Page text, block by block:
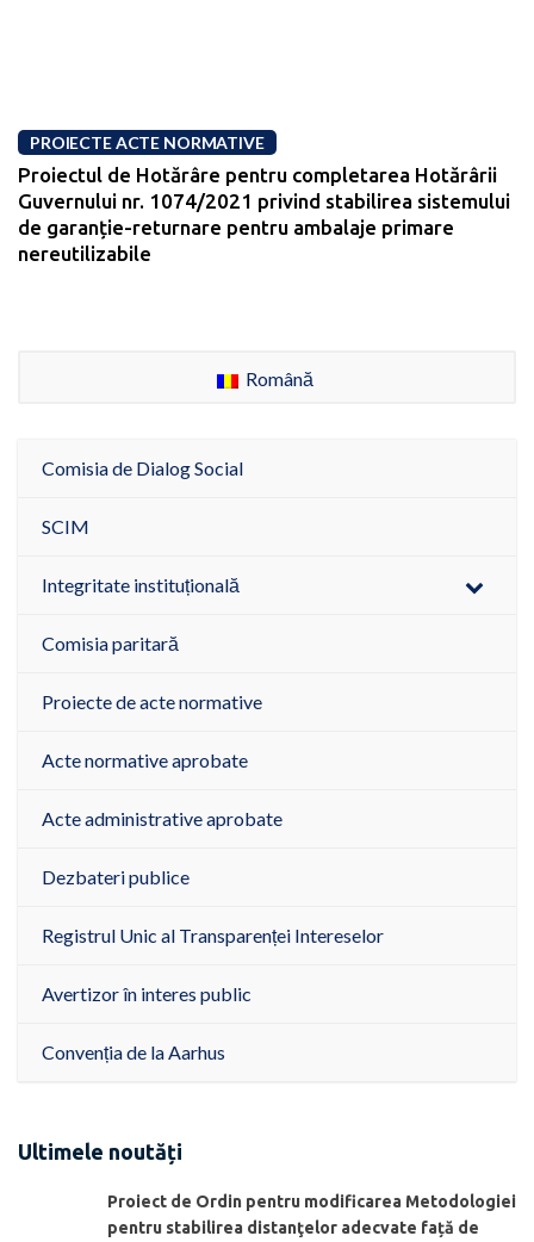
PROIECTE ACTE NORMATIVE
Proiectul de Hotărâre pentru completarea Hotărârii
Guvernului nr. 1074/2021 privind stabilirea sistemului
de garanție-returnare pentru ambalaje primare
nereutilizabile
Română
Comisia de Dialog Social
SCIM
Integritate instituțională
Comisia paritară
Proiecte de acte normative
Acte normative aprobate
Acte administrative aprobate
Dezbateri publice
Registrul Unic al Transparenței Intereselor
Avertizor în interes public
Convenția de la Aarhus
Ultimele noutăți
Proiect de Ordin pentru modificarea Metodologiei
pentru stabilirea distanţelor adecvate față de